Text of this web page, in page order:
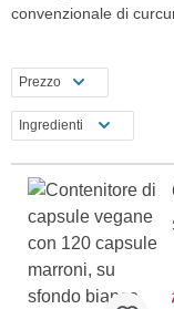
convenzionale di
Prezzo
Ingredienti